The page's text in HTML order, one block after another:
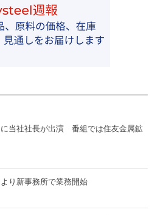
当社社長が出演 番組では住友金属鉱
り新事務所で業務開始